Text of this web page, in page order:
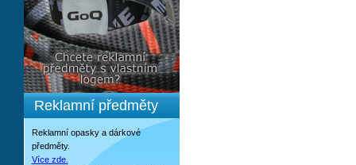
Reklamní předměty
Reklamní opasky a dárkové
předměty.
Více zde.